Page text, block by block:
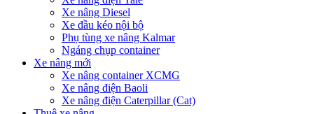
Xe nâng Diesel
Xe đầu kéo nội bộ
Phụ tùng xe nâng Kalmar
Ngáng chụp container
Xe nâng mới
Xe nâng container XCMG
Xe nâng điện Baoli
Xe nâng điện Caterpillar (Cat)